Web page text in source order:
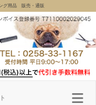
グ用品 販売・通販